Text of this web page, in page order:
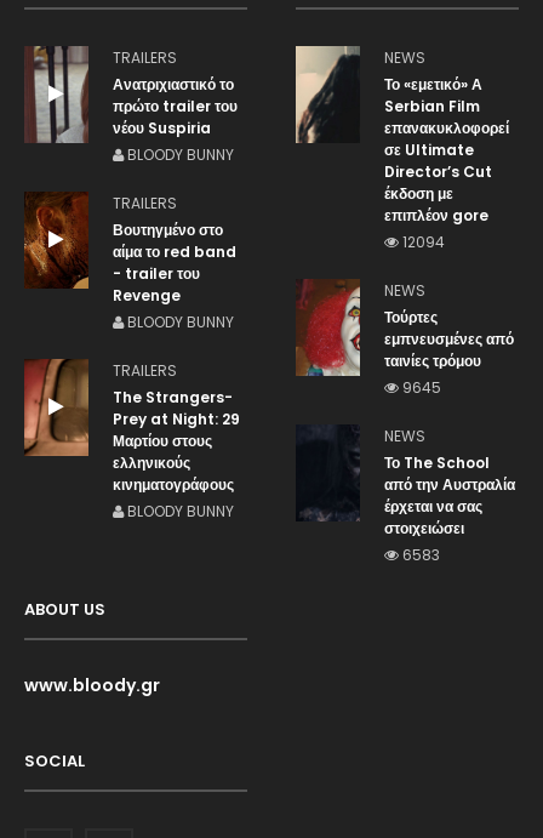
TRAILERS
Ανατριχιαστικό το
πρώτο trailer του
νέου Suspiria
BLOODY BUNNY
TRAILERS
Βουτηγμένο στο
αίμα το red band
- trailer του
Revenge
BLOODY BUNNY
TRAILERS
The Strangers-
Prey at Night: 29
Μαρτίου στους
ελληνικούς
κινηματογράφους
BLOODY BUNNY
NEWS
Το «εμετικό» Α
Serbian Film
επανακυκλοφορεί
σε Ultimate
Director’s Cut
έκδοση με
επιπλέον gore
12094
NEWS
Τούρτες
εμπνευσμένες από
ταινίες τρόμου
9645
NEWS
Το The School
από την Αυστραλία
έρχεται να σας
στοιχειώσει
6583
ABOUT US
www.bloody.gr
SOCIAL